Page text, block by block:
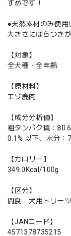
すめです！
●天然素材のみ使
大きさにばらつき
【対象】
全犬種・全年齢
【原材料】
エゾ鹿肉
【成分分析値】
粗タンパク質：
0.1% 以下、水分：
【カロリー】
349.0Kcal/100g
【区分】
間食 犬用トリーツ
【JANコード】
4571378735215